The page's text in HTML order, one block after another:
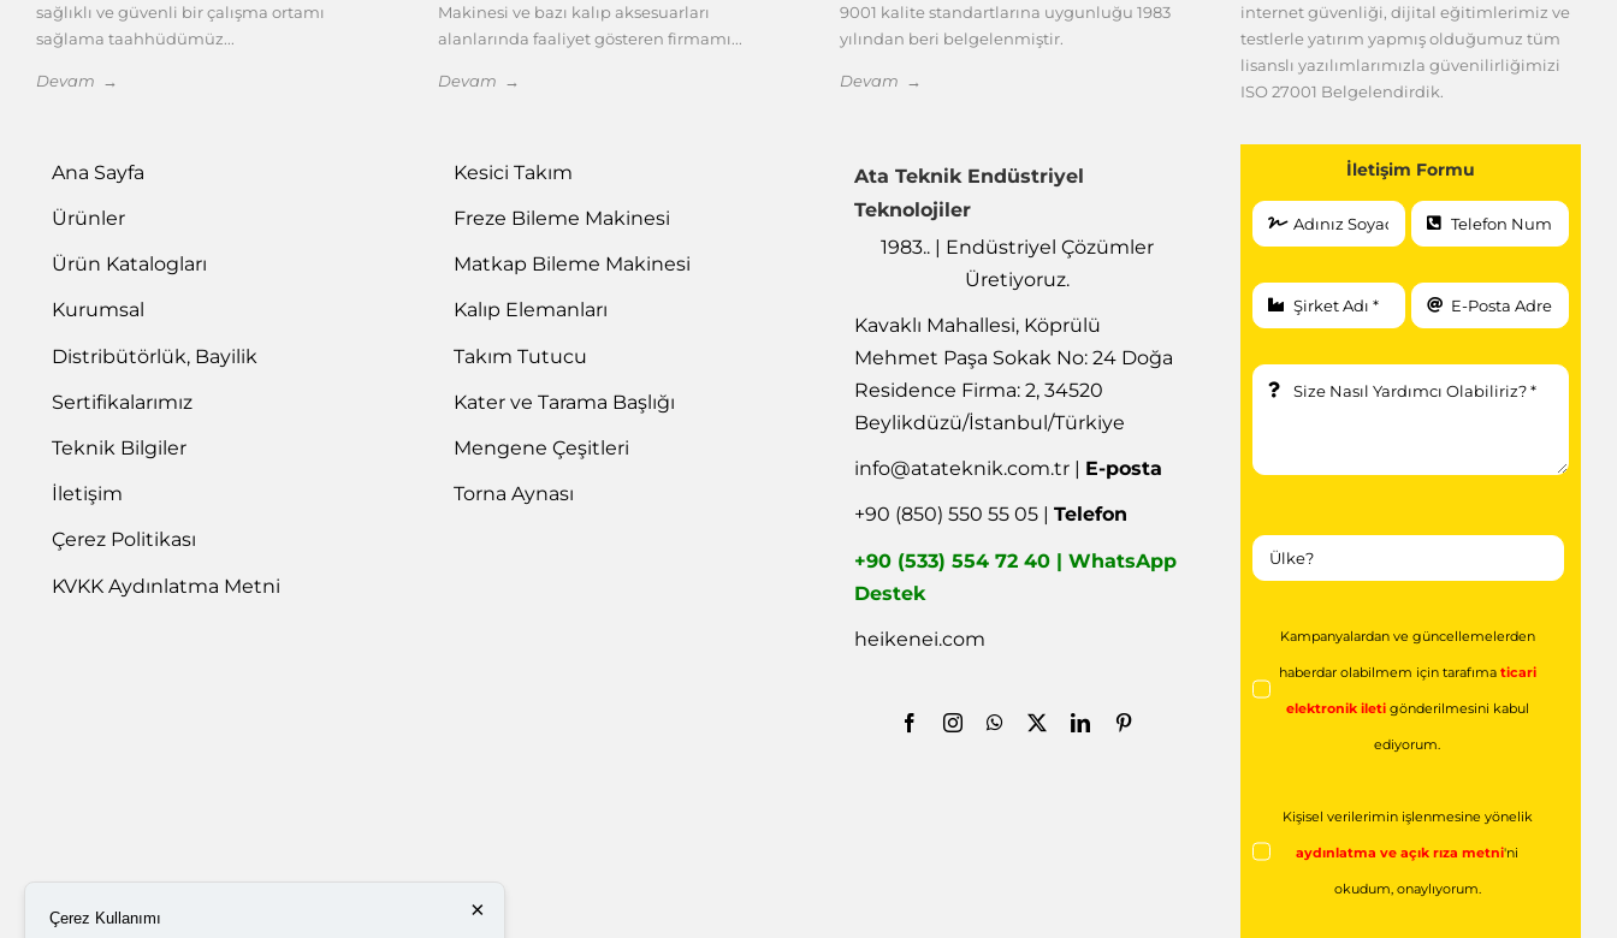
sağlıklı ve güvenli bir çalışma ortamı
sağlama taahhüdümüz...
Devam →
Makinesi ve bazı kalıp aksesuarları
alanlarında faaliyet gösteren firmamı...
Devam →
9001 kalite standartlarına uygunluğu 1983
yılından beri belgelenmiştir.
Devam →
internet güvenliği, dijital eğitimlerimiz ve
testlerle yatırım yapmış olduğumuz tüm
lisanslı yazılımlarımızla güvenilirliğimizi
ISO 27001 Belgelendirdik.
Ana Sayfa
Ürünler
Ürün Katalogları
Kurumsal
Distribütörlük, Bayilik
Sertifikalarımız
Teknik Bilgiler
İletişim
Çerez Politikası
KVKK Aydınlatma Metni
Kesici Takım
Freze Bileme Makinesi
Matkap Bileme Makinesi
Kalıp Elemanları
Takım Tutucu
Kater ve Tarama Başlığı
Mengene Çeşitleri
Torna Aynası
Ata Teknik Endüstriyel
Teknolojiler
1983.. | Endüstriyel Çözümler
Üretiyoruz.
Kavaklı Mahallesi, Köprülü
Mehmet Paşa Sokak No: 24 Doğa
Residence Firma: 2, 34520
Beylikdüzü/İstanbul/Türkiye
info@atateknik.com.tr | E-posta
+90 (850) 550 55 05 |Telefon
+90 (533) 554 72 40 | WhatsApp
Destek
heikenei.com
İletişim Formu
Kampanyalardan ve güncellemelerden
haberdar olabilmem için tarafıma ticari
elektronik ileti gönderilmesini kabul
ediyorum.
Kişisel verilerimin işlenmesine yönelik
aydınlatma ve açık rıza metni'ni
okudum, onaylıyorum.
×
Çerez Kullanımı